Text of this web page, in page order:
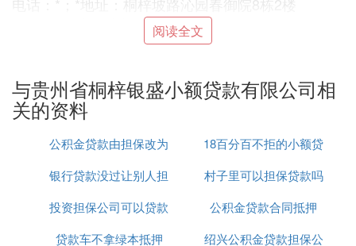
4、开福区中圆小额贷款公司
地址：湖南省长沙市开福区芙蓉中路1段6号沙坪商务
5、芙蓉区友阿小额贷款公司
地址：五一西路2号第一大道6楼长沙
6、红星钱谷小额贷款有限公司
地址：井湾子南(农行南侧)
电话：*
地址：嘉雨路465号苹天大酒店
阅读全文
与贵州省桐梓银盛小额贷款有限公司相
关的资料
公积金贷款由担保改为
房产抵押
18百分百不拒的小额贷
款
银行贷款没过让别人担
保
村子里可以担保贷款吗
投资担保公司可以贷款
吗
公积金贷款合同抵押
贷款车不拿绿本抵押
绍兴公积金贷款担保公